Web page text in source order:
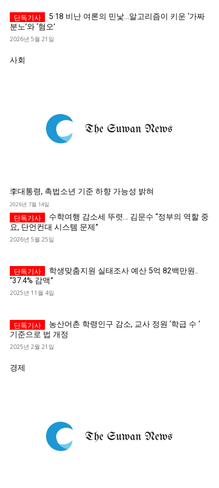
5·18 비난 여론의 민낯…알고리즘이 키운 ‘가짜
분노’와 ‘혐오’
2026년 5월 21일
사회
李대통령, 촉법소년 기준 하향 가능성 밝혀
2026년 7월 14일
수학여행 감소세 뚜렷… 김문수 “정부의 역할 중
요, 단언컨대 시스템 문제”
2026년 5월 25일
학생맞춤지원 실태조사 예산 5억 82백만원..
“37.4% 감액”
2025년 11월 4일
농산어촌 학령인구 감소, 교사 정원 ‘학급 수 ‘
기준으로 법 개정
2025년 2월 21일
경제